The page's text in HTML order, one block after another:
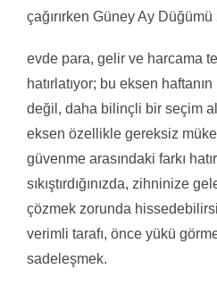
çağırırken Güney Ay Düğümü
evde para, gelir ve harcama
hatırlatıyor; bu eksen
değil, daha bilinçli bir seçim
eksen özellikle gereksiz
güvenme arasındaki farkı
sıkıştırdığınızda, zihninize
çözmek zorunda
verimli tarafı, önce yükü
sadeleşmek.